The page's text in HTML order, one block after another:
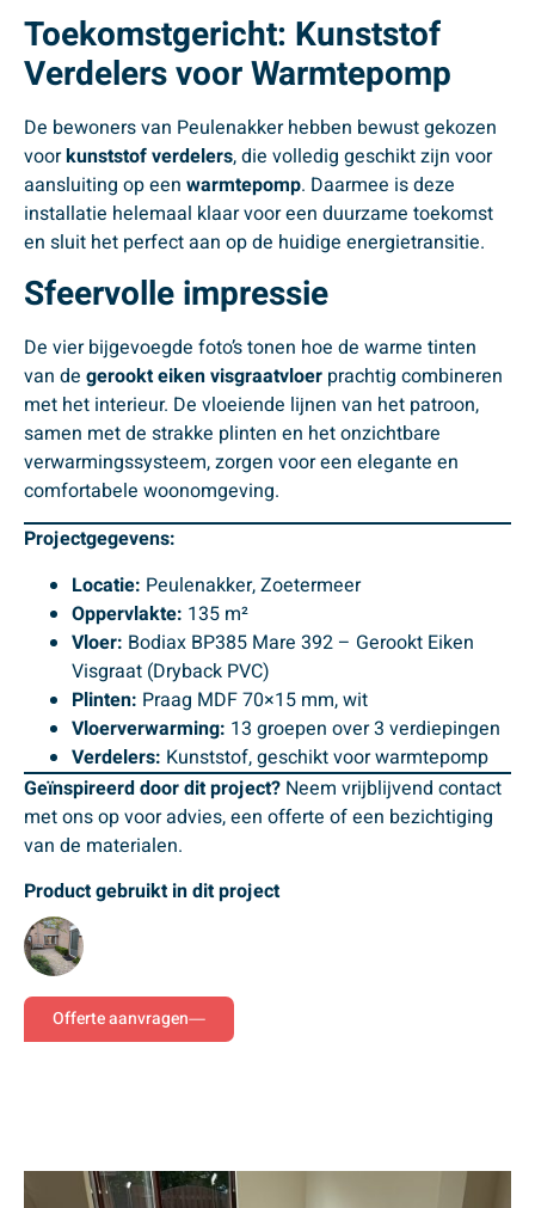
Toekomstgericht: Kunststof
Verdelers voor Warmtepomp
De bewoners van Peulenakker hebben bewust gekozen
voorkunststof verdelers, die volledig geschikt zijn voor
aansluiting op een warmtepomp. Daarmee is deze
installatie helemaal klaar voor een duurzame toekomst
en sluit het perfect aan op de huidige energietransitie.
Sfeervolle impressie
De vier bijgevoegde foto’s tonen hoe de warme tinten
van de gerookt eiken visgraatvloer prachtig combineren
met het interieur. De vloeiende lijnen van het patroon,
samen met de strakke plinten en het onzichtbare
verwarmingssysteem, zorgen voor een elegante en
comfortabele woonomgeving.
Projectgegevens:
Locatie: Peulenakker, Zoetermeer
Oppervlakte: 135 m²
Vloer: Bodiax BP385 Mare 392 – Gerookt Eiken
Visgraat (Dryback PVC)
Plinten: Praag MDF 70×15 mm, wit
Vloerverwarming: 13 groepen over 3 verdiepingen
Verdelers: Kunststof, geschikt voor warmtepomp
Geïnspireerd door dit project? Neem vrijblijvend contact
met ons op voor advies, een offerte of een bezichtiging
van de materialen.
Product gebruikt in dit project
Offerte aanvragen